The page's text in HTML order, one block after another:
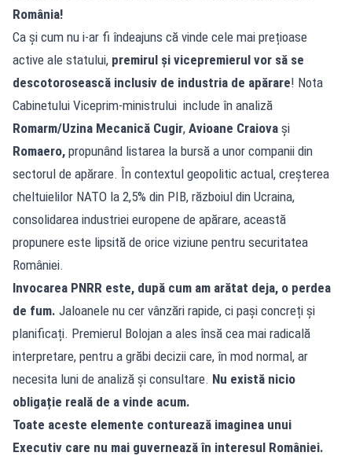
România!
Ca și cum nu i-ar fi îndeajuns că vinde cele mai prețioase
active ale statului, premirul și vicepremierul vor să se
descotorosească inclusiv de industria de apărare! Nota
Cabinetului Viceprim-ministrului include în analiză
Romarm/Uzina Mecanică Cugir, Avioane Craiova și
Romaero, propunând listarea la bursă a unor companii din
sectorul de apărare. În contextul geopolitic actual, creșterea
cheltuielilor NATO la 2,5% din PIB, războiul din Ucraina,
consolidarea industriei europene de apărare, această
propunere este lipsită de orice viziune pentru securitatea
României.
Invocarea PNRR este, după cum am arătat deja, o perdea
de fum. Jaloanele nu cer vânzări rapide, ci pași concreți și
planificați. Premierul Bolojan a ales însă cea mai radicală
interpretare, pentru a grăbi decizii care, în mod normal, ar
necesita luni de analiză și consultare. Nu există nicio
obligație reală de a vinde acum.
Toate aceste elemente conturează imaginea unui
Executiv care nu mai guvernează în interesul României.